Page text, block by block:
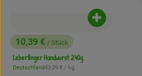
, Preis:
10,39 € / Stück
Leberfinger Handwurst 240g
, Herkunft:
Deutschland, Referenzpreis:
43,29 € / kg
Produkt